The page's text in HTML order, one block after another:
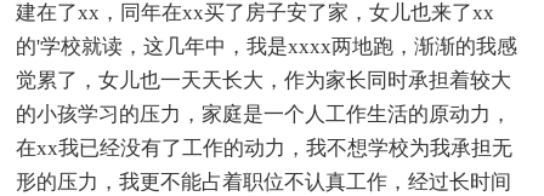
建在了xx，同年在xx买了房子安了家，女儿也来了xx
的'学校就读，这几年中，我是xxxx两地跑，渐渐的我感
觉累了，女儿也一天天长大，作为家长同时承担着较大
的小孩学习的压力，家庭是一个人工作生活的原动力，
在xx我已经没有了工作的动力，我不想学校为我承担无
形的压力，我更不能占着职位不认真工作，经过长时间